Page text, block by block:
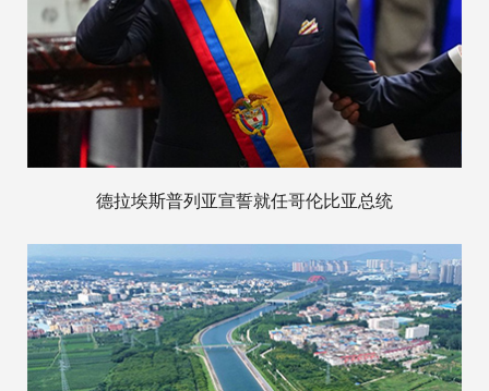
德拉埃斯普列亚宣誓就任哥伦比亚总统